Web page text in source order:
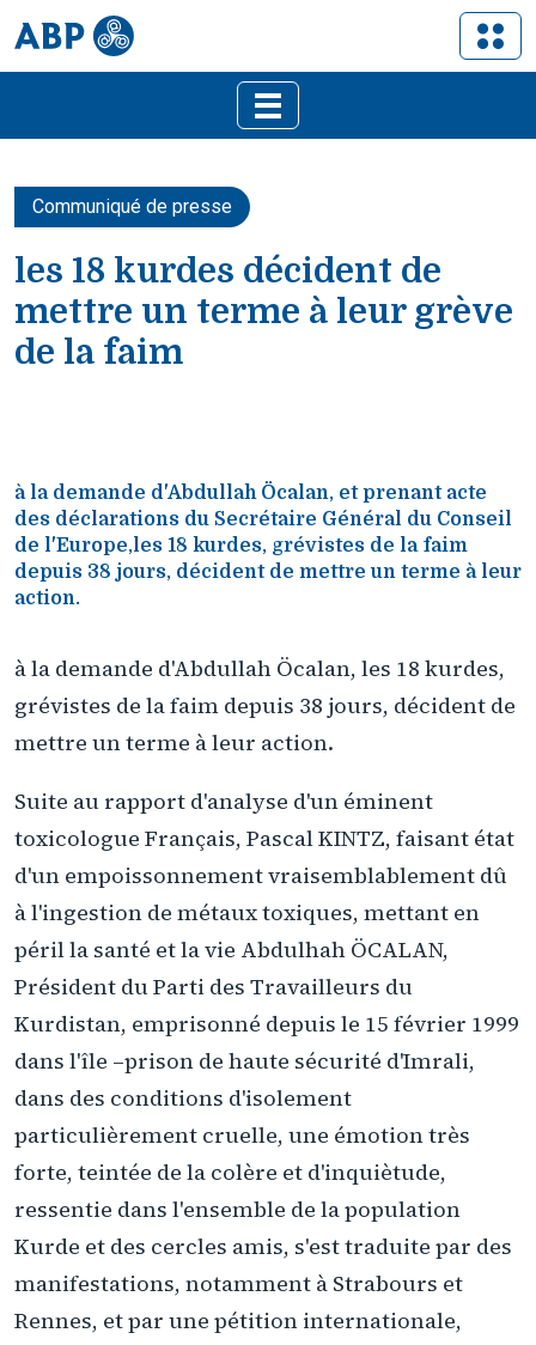
Communiqué de presse
les 18 kurdes décident de
mettre un terme à leur grève
de la faim
à la demande d'Abdullah Öcalan, et prenant acte
des déclarations du Secrétaire Général du Conseil
de l'Europe,les 18 kurdes, grévistes de la faim
depuis 38 jours, décident de mettre un terme à leur
action.
à la demande d'Abdullah Öcalan, les 18 kurdes,
grévistes de la faim depuis 38 jours, décident de
mettre un terme à leur action.
Suite au rapport d'analyse d'un éminent
toxicologue Français, Pascal KINTZ, faisant état
d'un empoissonnement vraisemblablement dû
à l'ingestion de métaux toxiques, mettant en
péril la santé et la vie Abdulhah ÖCALAN,
Président du Parti des Travailleurs du
Kurdistan, emprisonné depuis le 15 février 1999
dans l'île –prison de haute sécurité d'Imrali,
dans des conditions d'isolement
particulièrement cruelle, une émotion très
forte, teintée de la colère et d'inquiètude,
ressentie dans l'ensemble de la population
Kurde et des cercles amis, s'est traduite par des
manifestations, notamment à Strabours et
Rennes, et par une pétition internationale,